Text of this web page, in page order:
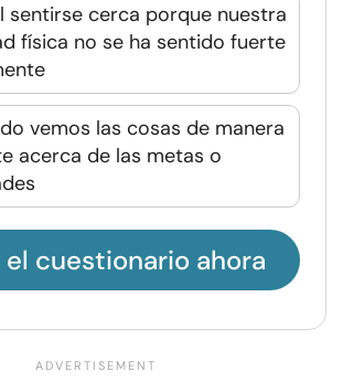
sentirse cerca porque nuestra
física no se ha sentido fuerte
vemos las cosas de manera
acerca de las metas o
el cuestionario ahora